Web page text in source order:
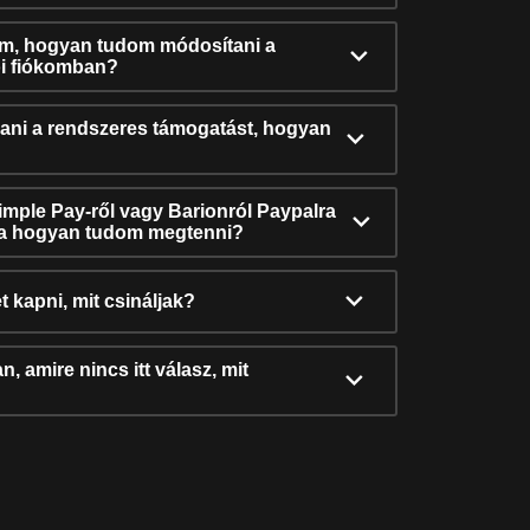
hogyan tudom módosítani a
fiókomban?
a rendszeres támogatást, hogyan
Pay-ről vagy Barionról Paypalra
hogyan tudom megtenni?
kapni, mit csináljak?
amire nincs itt válasz, mit